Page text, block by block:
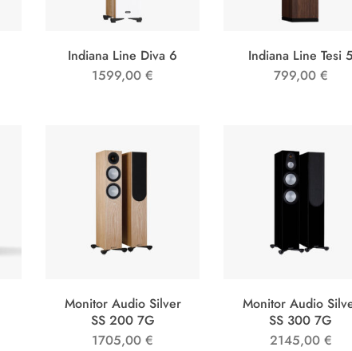
Indiana Line Diva 6
1599,00€
Indiana Line Tesi 5
799,00 €
Monitor Audio Silver
SS 200 7G
1705,00€
Monitor Audio
SS 300 7G
2145,00 €